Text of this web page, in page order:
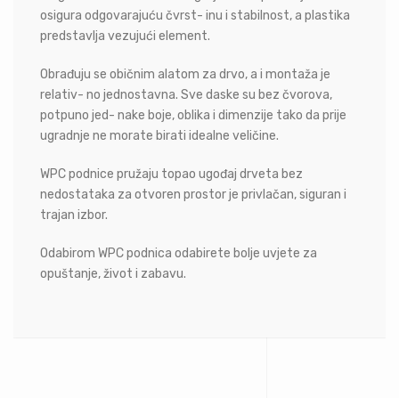
osigura odgovarajuću čvrst- inu i stabilnost, a plastika
predstavlja vezujući element.
Obrađuju se običnim alatom za drvo, a i montaža je
relativ- no jednostavna. Sve daske su bez čvorova,
potpuno jed- nake boje, oblika i dimenzije tako da prije
ugradnje ne morate birati idealne veličine.
WPC podnice pružaju topao ugođaj drveta bez
nedostataka za otvoren prostor je privlačan, siguran i
trajan izbor.
Odabirom WPC podnica odabirete bolje uvjete za
opuštanje, život i zabavu.